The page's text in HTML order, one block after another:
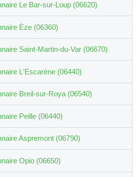
Le Bar-sur-Loup (06620)
Èze (06360)
Saint-Martin-du-Var (06670)
L'Escarène (06440)
Breil-sur-Roya (06540)
Peille (06440)
Aspremont (06790)
Opio (06650)